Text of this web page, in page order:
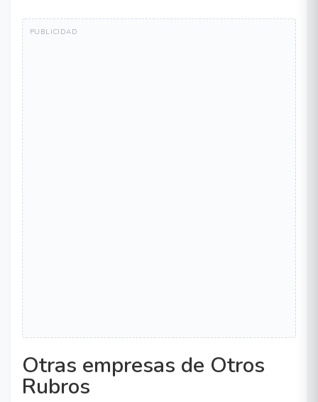
Otras empresas de Otros
Rubros